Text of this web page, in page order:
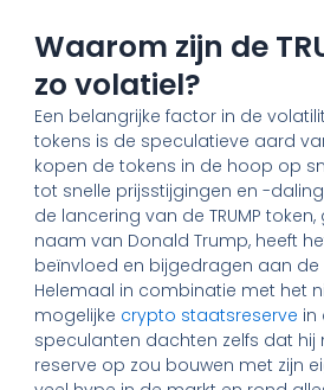
Waarom zijn de
zo volatiel?
Een belangrijke factor in de
tokens is de speculatieve aard
kopen de tokens in de hoop op
tot snelle prijsstijgingen en -
de lancering van de TRUMP
naam van Donald Trump, heeft
beïnvloed en bijgedragen aan de
Helemaal in combinatie met het
mogelijke crypto staatsreserve in
speculanten dachten zelfs dat hij
reserve op zou bouwen met zijn